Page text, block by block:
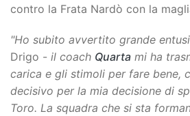
contro la Frata Nardò con la
"Ho subito avvertito grande
Drigo - il coach Quarta mi ha
carica e gli stimoli per fare bene,
decisivo per la mia decisione di
Toro. La squadra che si sta